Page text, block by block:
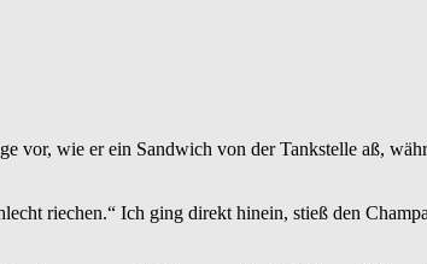
vor, wie er ein Sandwich von der Tankstelle aß,
riechen.“ Ich ging direkt hinein, stieß den